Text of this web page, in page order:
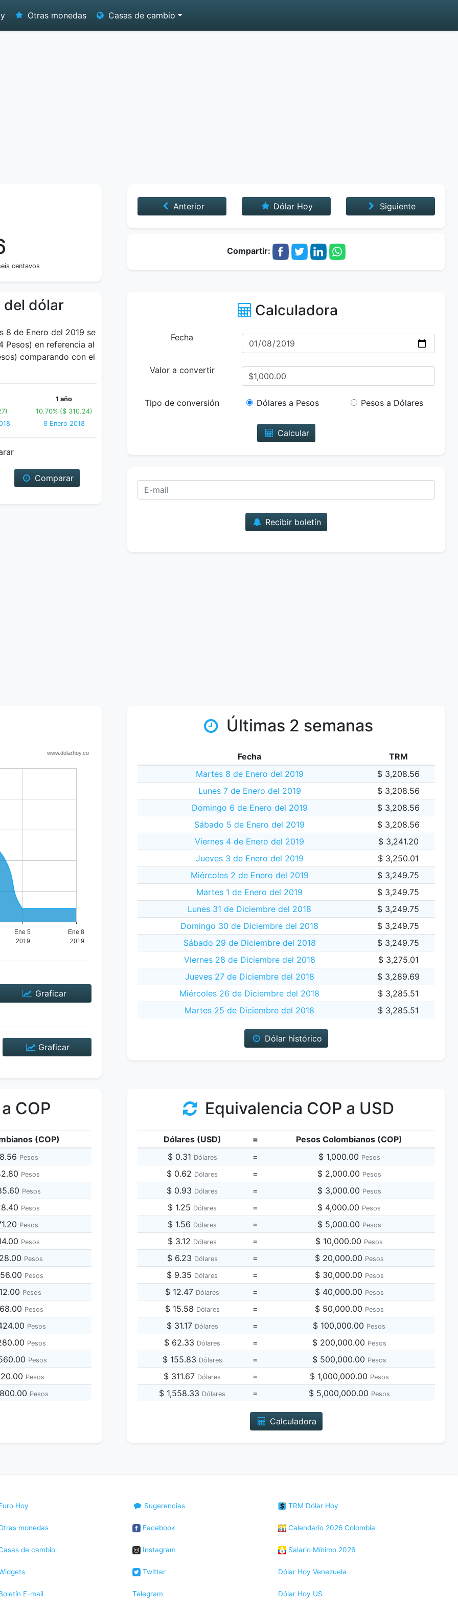
Otras monedas Casas de cambio
centavos
Anterior Dólar Hoy Siguiente
Compartir:
del dólar
8 de Enero del 2019 se
Pesos) en referencia al
comparando con el
1 año
10.70% ($ 310.24)
8 Enero 2018
Comparar
Calculadora
Fecha
Valor a convertir
Tipo de conversión Dólares a Pesos Pesos a Dólares
Calcular
Recibir boletín
Graficar
Graficar
Últimas 2 semanas
Fecha
TRM
Martes 8 de Enero del 2019
$ 3,208.56
Lunes 7 de Enero del 2019
$ 3,208.56
Domingo 6 de Enero del 2019
$ 3,208.56
Sábado 5 de Enero del 2019
$ 3,208.56
Viernes 4 de Enero del 2019
$ 3,241.20
Jueves 3 de Enero del 2019
$ 3,250.01
Miércoles 2 de Enero del 2019
$ 3,249.75
Martes 1 de Enero del 2019
$ 3,249.75
Lunes 31 de Diciembre del 2018
$ 3,249.75
Domingo 30 de Diciembre del 2018
$ 3,249.75
Sábado 29 de Diciembre del 2018
$ 3,249.75
Viernes 28 de Diciembre del 2018
$ 3,275.01
Jueves 27 de Diciembre del 2018
$ 3,289.69
Miércoles 26 de Diciembre del 2018
$ 3,285.51
Martes 25 de Diciembre del 2018
$ 3,285.51
Dólar histórico
COP
(COP)
Pesos
Pesos
Pesos
Pesos
Pesos
Pesos
Pesos
Pesos
Pesos
Pesos
Pesos
Pesos
Pesos
Pesos
Pesos
Equivalencia COP a USD
Dólares (USD) =
Pesos Colombianos (COP)
$ 0.31 Dólares = $ 1,000.00 Pesos
$ 0.62 Dólares = $ 2,000.00 Pesos
$ 0.93 Dólares = $ 3,000.00 Pesos
$ 1.25 Dólares = $ 4,000.00 Pesos
$ 1.56 Dólares = $ 5,000.00 Pesos
$ 3.12 Dólares = $ 10,000.00 Pesos
$ 6.23 Dólares = $ 20,000.00 Pesos
$ 9.35 Dólares = $ 30,000.00 Pesos
$ 12.47 Dólares = $ 40,000.00 Pesos
$ 15.58 Dólares = $ 50,000.00 Pesos
$ 31.17 Dólares = $ 100,000.00 Pesos
$ 62.33 Dólares = $ 200,000.00 Pesos
$ 155.83 Dólares = $ 500,000.00 Pesos
$ 311.67 Dólares = $ 1,000,000.00 Pesos
$ 1,558.33 Dólares = $ 5,000,000.00 Pesos
Calculadora
Hoy
monedas
de cambio
E-mail
Sugerencias
Facebook
Instagram
Twitter
Telegram
TRM Dólar Hoy
Calendario 2026 Colombia
Salario Mínimo 2026
Dólar Hoy Venezuela
Dólar Hoy US